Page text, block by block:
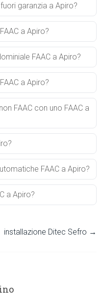
garanzia a Apiro?
a Apiro?
FAAC a Apiro?
a Apiro?
FAAC con uno FAAC a
FAAC a Apiro?
a Apiro?
installazione Ditec Sefro →